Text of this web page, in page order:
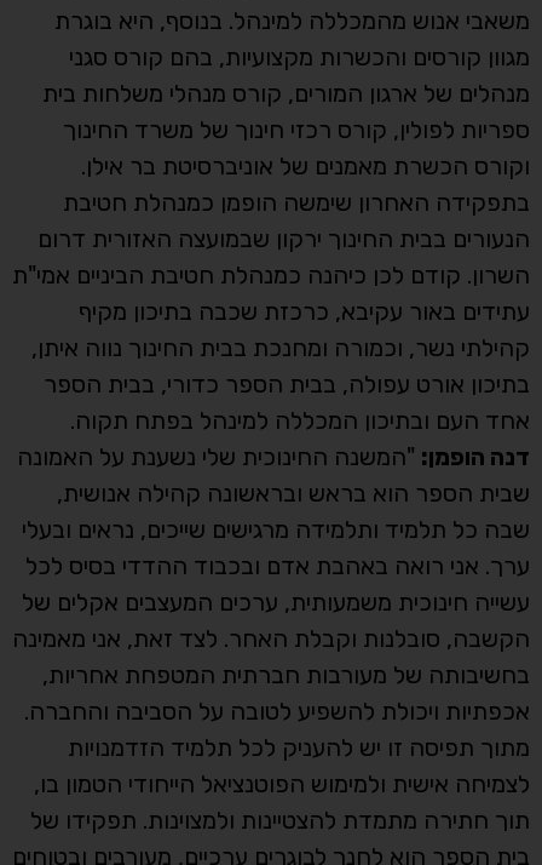
משאבי אנוש מהמכללה למינהל. בנוסף, היא בוגרת
מגוון קורסים והכשרות מקצועיות, בהם קורס סגני
מנהלים של ארגון המורים, קורס מנהלי משלחות בית
ספריות לפולין, קורס רכזי חינוך של משרד החינוך
וקורס הכשרת מאמנים של אוניברסיטת בר אילן.
בתפקידה האחרון שימשה הופמן כמנהלת חטיבת
הנעורים בבית החינוך ירקון שבמועצה האזורית דרום
השרון. קודם לכן כיהנה כמנהלת חטיבת הביניים אמי"ת
עתידים באור עקיבא, כרכזת שכבה בתיכון מקיף
קהילתי נשר, וכמורה ומחנכת בבית החינוך נווה איתן,
בתיכון אורט עפולה, בבית הספר כדורי, בבית הספר
אחד העם ובתיכון המכללה למינהל בפתח תקוה.
דנה הופמן: "המשנה החינוכית שלי נשענת על האמונה
שבית הספר הוא בראש ובראשונה קהילה אנושית,
שבה כל תלמיד ותלמידה מרגישים שייכים, נראים ובעלי
ערך. אני רואה באהבת אדם ובכבוד ההדדי בסיס לכל
עשייה חינוכית משמעותית, ערכים המעצבים אקלים של
הקשבה, סובלנות וקבלת האחר. לצד זאת, אני מאמינה
בחשיבותה של מעורבות חברתית המטפחת אחריות,
אכפתיות ויכולת להשפיע לטובה על הסביבה והחברה.
מתוך תפיסה זו יש להעניק לכל תלמיד הזדמנויות
לצמיחה אישית ולמימוש הפוטנציאל הייחודי הטמון בו,
תוך חתירה מתמדת להצטיינות ולמצוינות. תפקידו של
בית הספר הוא לחנך לבוגרים ערכיים, מעורבים ובטוחים